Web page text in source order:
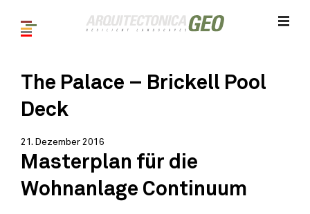
The Palace – Brickell Pool
Deck
21. Dezember 2016
Masterplan für die
Wohnanlage Continuum